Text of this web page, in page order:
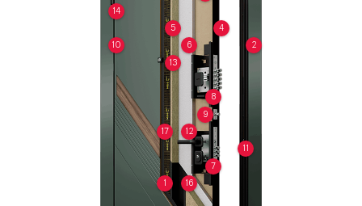
1
2
4
5
6
7
8
9
10
11
12
13
14
16
17